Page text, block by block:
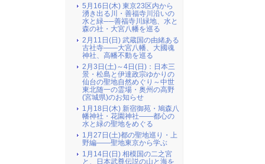
5月16日(木) 東京23区内から
湧き出る川・善福寺川沿いの
水と緑──善福寺川緑地、水と
森の社・大宮八幡を巡る
2月11日(日) 武蔵国の由緒ある
古社寺――大宮八幡、大國魂
神社、高幡不動を巡る
2月3日(土)～4日(日)：日本三
景・松島と伊達政宗ゆかりの
仙台の聖地自然めぐり～中世
東北随一の霊場・奥州の高野
(宮城県)のお知らせ
1月18日(木) 新宿御苑・鳩森八
幡神社・花園神社――都心の
水と緑の聖地をめぐる
1月27日(土)都の聖地巡り・上
野編――聖地東京から学ぶ
1月14日(日) 相模国の二之宮
と、日本武尊伝説の山と海を